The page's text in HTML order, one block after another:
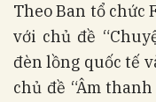
Theo Ban tổ chức
với chủ đề
đèn lồng quốc tế
chủ đề “Âm